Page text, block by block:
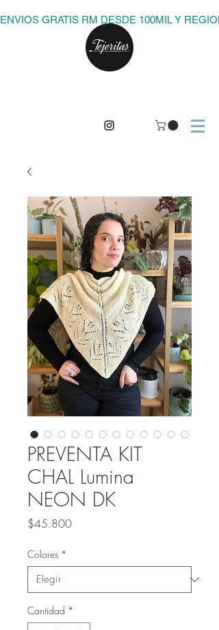
ENVIOS GRATIS RM DESDE 100MIL Y
PREVENTA KIT
CHAL Lumina
NEON DK
$45.800Precio
Colores *
Cantidad *